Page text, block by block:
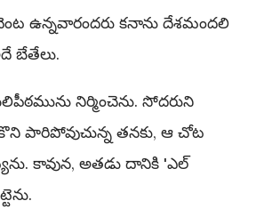
ఉన్నవారందరు కనాను దేశమందలి
బేతేలు.
నిర్మించెను. సోదరుని
పారిపోవుచున్న తనకు, ఆ చోట
కావున, అతడు దానికి 'ఎల్